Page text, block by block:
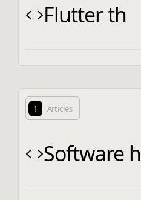
Flutter th
1 Articles
Software